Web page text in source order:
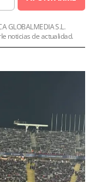
GLOBALMEDIA S.L.
noticias de actualidad.